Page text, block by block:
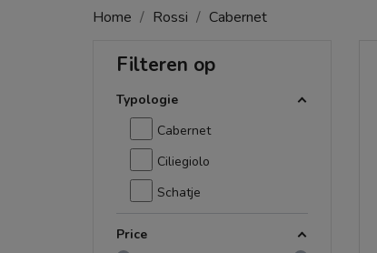
Home Rossi Cabernet
Filteren op
Typologie
Cabernet
Ciliegiolo
Schatje
Price